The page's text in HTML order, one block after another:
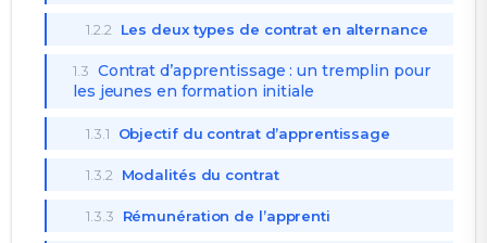
1.2.2 Les deux types de contrat en alternance
1.3 Contrat d’apprentissage : un tremplin pour
les jeunes en formation initiale
1.3.1 Objectif du contrat d’apprentissage
1.3.2 Modalités du contrat
1.3.3 Rémunération de l’apprenti